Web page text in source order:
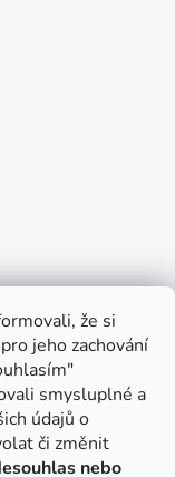
že si
jeho zachování
smysluplné a
údajů o
či změnit
nebo
- od
s 360°